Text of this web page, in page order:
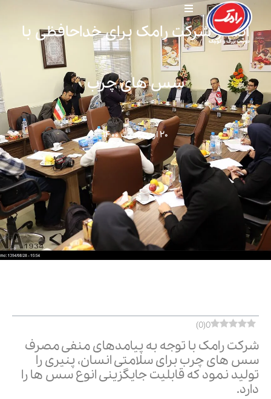
ابتکار شرکت رامک برای خداحافظی با
سس های چرب
۲۰ اردیبهشت ۱۴۰۰
0
(
0
)
شرکت رامک با توجه به پیامدهای منفی مصرف
سس های چرب برای سلامتی انسان، پنیری را
تولید نمود که قابلیت جایگزینی انوع سس ها را
دارد.